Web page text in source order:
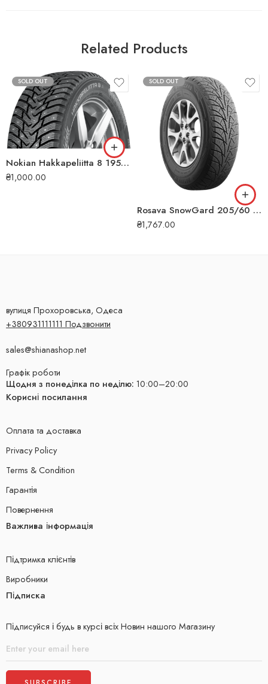
Related Products
SOLD OUT
Nokian Hakkapeliitta 8 195/60 R15 92T XL (ШИП) зимова шина
₴1,000.00
SOLD OUT
Rosava SnowGard 205/60 R16 92T зимова шина
₴1,767.00
вулиця Прохоровська, Одеса
+380931111111 Подзвонити
sales@shianashop.net
Графік роботи
Щодня з понеділка по неділю: 10:00–20:00
Корисні посилання
Оплата та доставка
Privacy Policy
Terms & Condition
Гарантія
Повернення
Важлива інформація
Підтримка клієнтів
Виробники
Підписка
Підписуйся і будь в курсі всіх Новин нашого Магазину